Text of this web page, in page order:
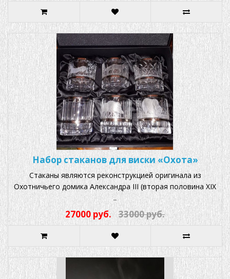
Набор стаканов для виски «Охота»
Стаканы являются реконструкцией оригинала из
Охотничьего домика Александра III (вторая половина XIX
..
27000 руб. 33000 руб.